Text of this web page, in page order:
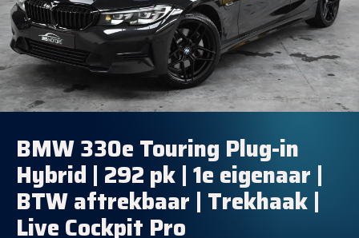
BMW 330e Touring Plug-in
Hybrid | 292 pk | 1e eigenaar |
BTW aftrekbaar | Trekhaak |
Live Cockpit Pro